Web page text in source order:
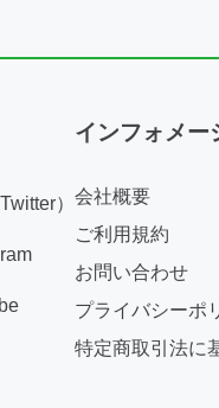
）
インフォメー
会社概要
ご利用規約
お問い合わせ
プライバシーポ
特定商取引法に